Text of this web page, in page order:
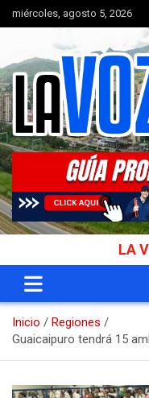
Saltar
al
miércoles, agosto 5, 2026
La Voz del
Portal de noticias
LA VOZ
Inicio
Regiones
Guaicaipuro tendrá 15